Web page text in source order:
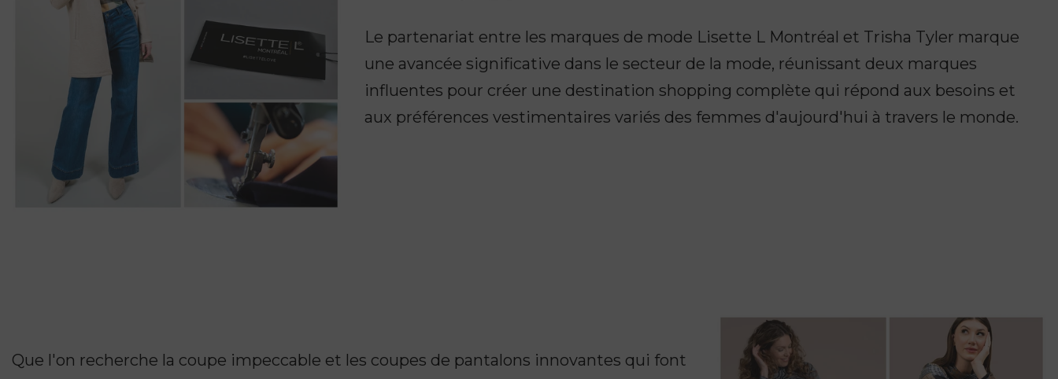
Le partenariat entre les marques de mode Lisette L Montréal et Trisha Tyler marque
une avancée significative dans le secteur de la mode, réunissant deux marques
influentes pour créer une destination shopping complète qui répond aux besoins et
aux préférences vestimentaires variés des femmes d'aujourd'hui à travers le monde.
Que l'on recherche la coupe impeccable et les coupes de pantalons innovantes qui font